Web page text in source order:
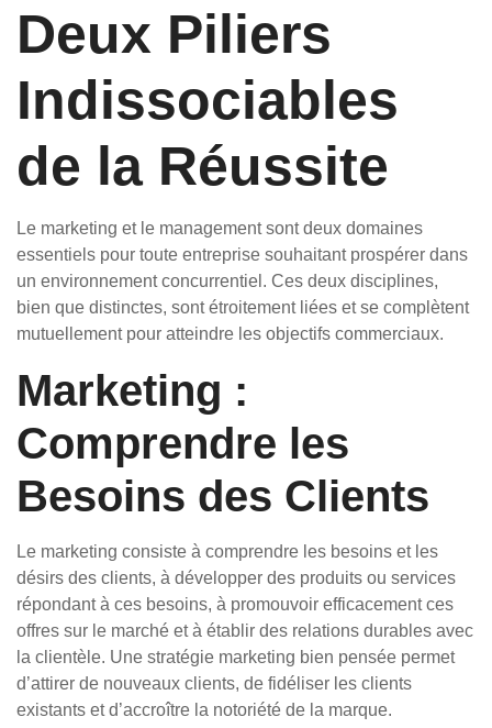
Deux Piliers
Indissociables
de la Réussite
Le marketing et le management sont deux domaines
essentiels pour toute entreprise souhaitant prospérer dans
un environnement concurrentiel. Ces deux disciplines,
bien que distinctes, sont étroitement liées et se complètent
mutuellement pour atteindre les objectifs commerciaux.
Marketing :
Comprendre les
Besoins des Clients
Le marketing consiste à comprendre les besoins et les
désirs des clients, à développer des produits ou services
répondant à ces besoins, à promouvoir efficacement ces
offres sur le marché et à établir des relations durables avec
la clientèle. Une stratégie marketing bien pensée permet
d’attirer de nouveaux clients, de fidéliser les clients
existants et d’accroître la notoriété de la marque.